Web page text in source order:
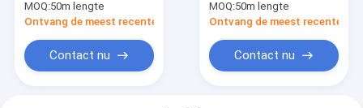
de Draadladder van
de
MOQ:50m lengte
Ontvang de meest recente Prijs
Contact nu
saldoweefsel
MOQ:50m lengte
Ontvang de meest recente
Contact nu